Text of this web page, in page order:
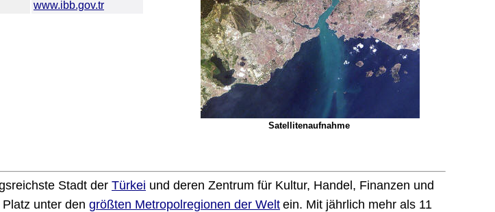
www.ibb.gov.tr
Satellitenaufnahme
Stadt der Türkei und deren Zentrum für Kultur, Handel, Finanzen und
unter den größten Metropolregionen der Welt ein. Mit jährlich mehr als 11